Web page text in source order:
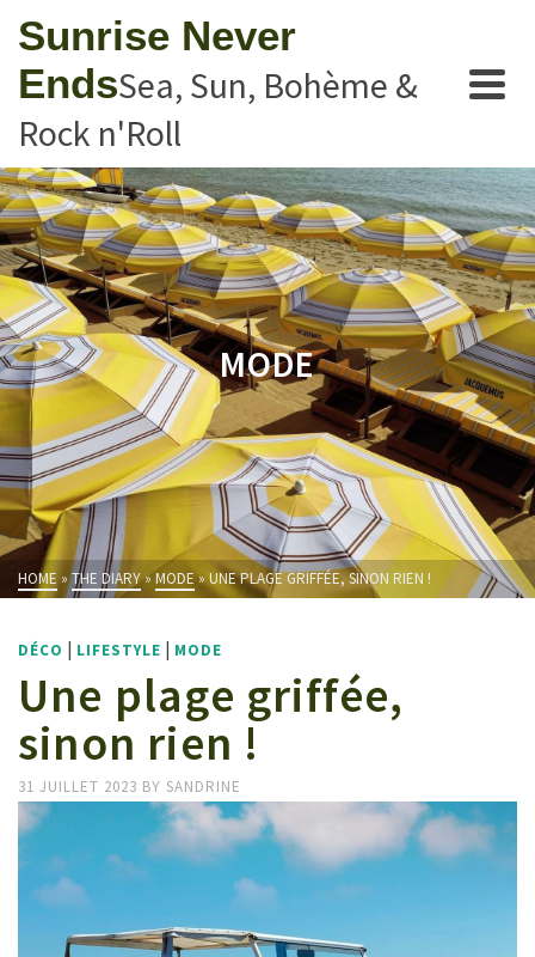
Sunrise Never
EndsSea, Sun, Bohème &
Rock n'Roll
MODE
HOME » THE DIARY» MODE »UNE PLAGE GRIFFÉE, SINON RIEN !
DÉCO | LIFESTYLE | MODE
Une plage griffée,
sinon rien !
31 JUILLET 2023 BY SANDRINE